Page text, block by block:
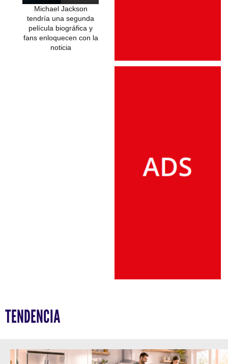
Michael Jackson
tendría una segunda
película biográfica y
fans enloquecen con la
noticia
TENDENCIA